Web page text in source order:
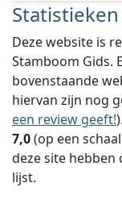
Statistieken
Deze website is
Stamboom Gids.
bovenstaande
hiervan zijn nog
een review geeft!).
7,0(op een
deze site
lijst.